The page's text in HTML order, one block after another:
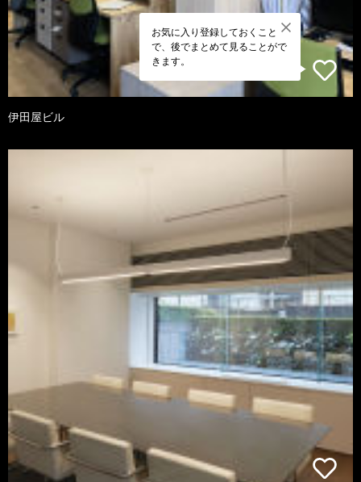
お気に入り登録しておくこと
で、後でまとめて見ることがで
きます。
伊田屋ビル